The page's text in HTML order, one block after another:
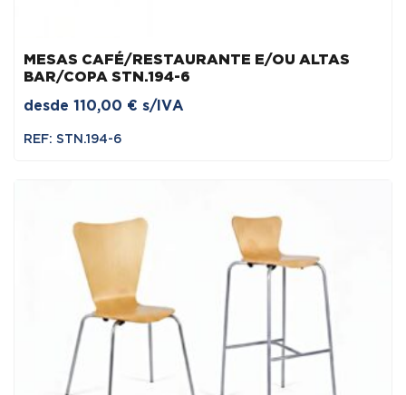
MESAS CAFÉ/RESTAURANTE E/OU ALTAS
BAR/COPA STN.194-6
desde 110,00 € s/IVA
REF: STN.194-6